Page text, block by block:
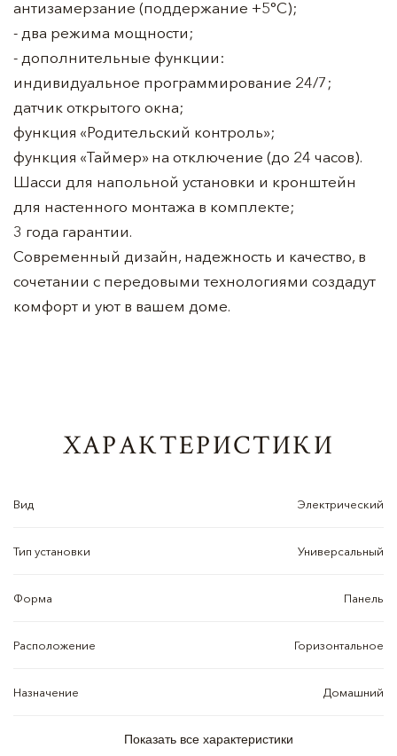
антизамерзание (поддержание +5°C);
- два режима мощности;
- дополнительные функции:
индивидуальное программирование 24/7;
датчик открытого окна;
функция «Родительский контроль»;
функция «Таймер» на отключение (до 24 часов).
Шасси для напольной установки и кронштейн
для настенного монтажа в комплекте;
3 года гарантии.
Современный дизайн, надежность и качество, в
сочетании с передовыми технологиями создадут
комфорт и уют в вашем доме.
ХАРАКТЕРИСТИКИ
Вид Электрический
Тип установки Универсальный
Форма Панель
Расположение Горизонтальное
Назначение Домашний
Показать все характеристики